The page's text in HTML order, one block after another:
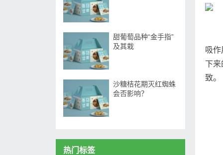
吸
下
致。
甜葡萄品种“金手指”
及其栽
沙糖桔花期灭红蜘蛛
会否影响？
热门标签